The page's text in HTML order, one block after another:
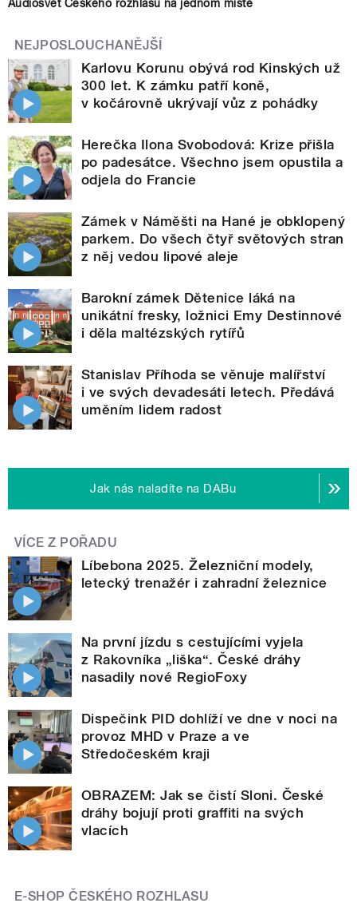
Audiosvět Českého rozhlasu na jednom místě
NEJPOSLOUCHANĚJŠÍ
Karlovu Korunu obývá rod Kinských už
300 let. K zámku patří koně,
v kočárovně ukrývají vůz z pohádky
Herečka Ilona Svobodová: Krize přišla
po padesátce. Všechno jsem opustila a
odjela do Francie
Zámek v Náměšti na Hané je obklopený
parkem. Do všech čtyř světových stran
z něj vedou lipové aleje
Barokní zámek Dětenice láká na
unikátní fresky, ložnici Emy Destinnové
i děla maltézských rytířů
Stanislav Příhoda se věnuje malířství
i ve svých devadesáti letech. Předává
uměním lidem radost
Jak nás naladíte na DABu
VÍCE Z POŘADU
Líbebona 2025. Železniční modely,
letecký trenažér i zahradní železnice
Na první jízdu s cestujícími vyjela
z Rakovníka „liška“. České dráhy
nasadily nové RegioFoxy
Dispečink PID dohlíží ve dne v noci na
provoz MHD v Praze a ve
Středočeském kraji
OBRAZEM: Jak se čistí Sloni. České
dráhy bojují proti graffiti na svých
vlacích
E-SHOP ČESKÉHO ROZHLASU